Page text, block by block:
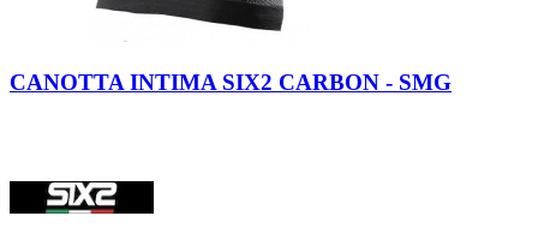
Carbon
CANOTTA INTIMA SIX2 CARBON - SMG